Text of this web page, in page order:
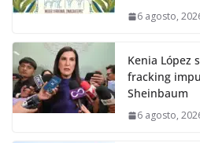
6 agosto,
Kenia López
fracking
Sheinbaum
6 agosto,